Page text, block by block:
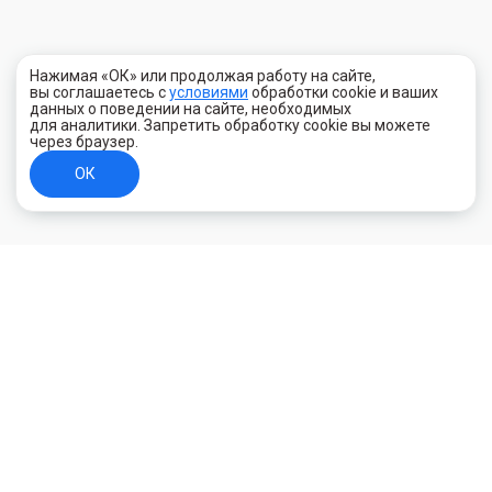
Нажимая «ОК» или продолжая работу на сайте,
вы соглашаетесь сусловиями обработки cookie и ваших
данных о поведении на сайте, необходимых
для аналитики. Запретить обработку cookie вы можете
через браузер.
ОК